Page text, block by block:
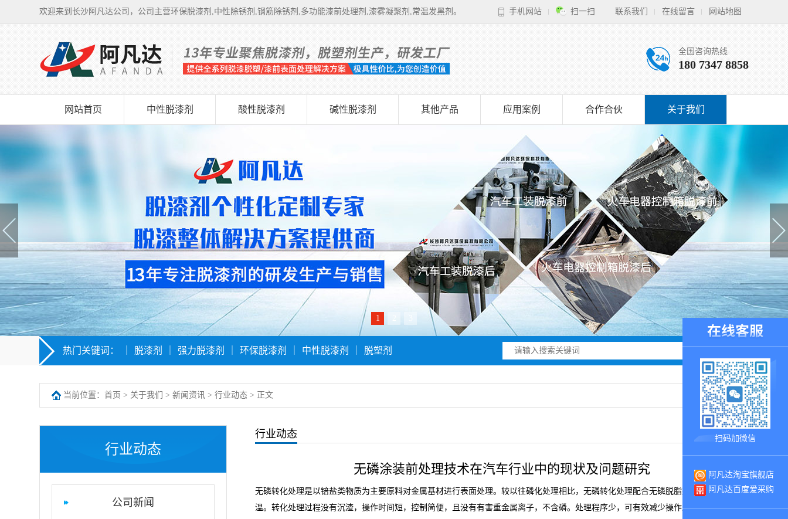
欢迎来到长沙阿凡达公司，公司主营环保脱漆剂,中性除锈剂,钢筋除锈剂,多功能漆前处理剂,漆雾凝聚剂,常温发黑剂。 联系我们 在线留言 网站地图
手机网站 扫一扫
全国咨询热线
180 7347 8858
网站首页 中性脱漆剂 酸性脱漆剂 碱性脱漆剂 其他产品 应用案例 合作合伙 关于我们
1
热门关键词： 脱漆剂 强力脱漆剂 环保脱漆剂 中性脱漆剂 脱塑剂
当前位置： 首页 > 关于我们 > 新闻资讯 > 行业动态 > 正文
行业动态
公司新闻
行业动态
无磷涂装前处理技术在汽车行业中的现状及问题研究
无磷转化处理是以锫盐类物质为主要原料对金属基材进行表面处理。较以往磷化处理相比，无磷转化处理配合无磷脱脂剂使用，不需加
温。转化处理过程没有沉渣，操作时间短，控制简便，且没有有害重金属离子，不含磷。处理程序少，可有效减少操作工序，槽液能够二
扫码加微信
阿凡达淘宝旗舰店
阿凡达百度爱采购